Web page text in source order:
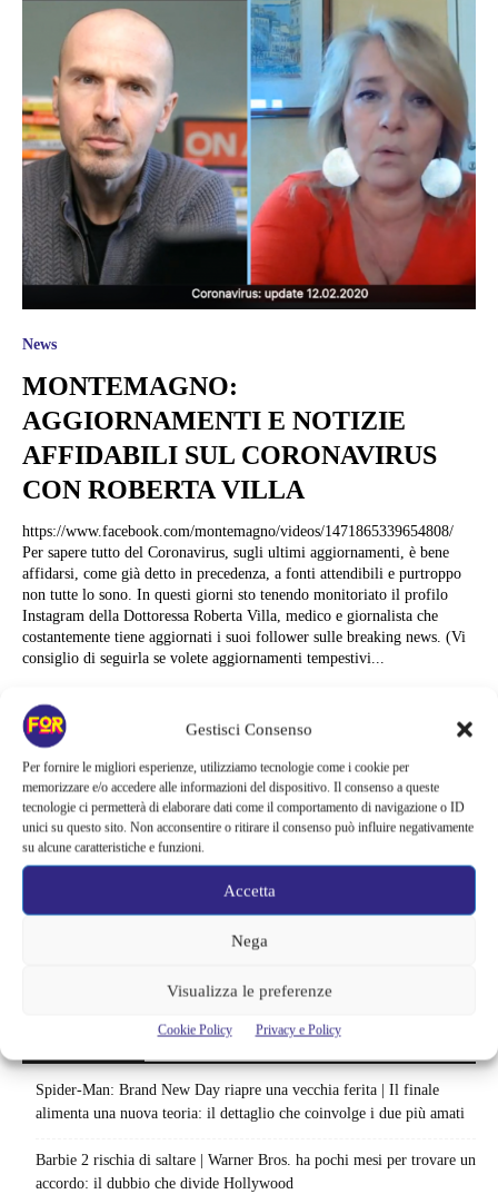
Gestisci Consenso
Per fornire le migliori esperienze, utilizziamo tecnologie come i cookie per
memorizzare e/o accedere alle informazioni del dispositivo. Il consenso a queste
tecnologie ci permetterà di elaborare dati come il comportamento di navigazione o ID
unici su questo sito. Non acconsentire o ritirare il consenso può influire negativamente
su alcune caratteristiche e funzioni.
Accetta
Nega
Visualizza le preferenze
Cookie Policy Privacy e Policy
News
MONTEMAGNO:
AGGIORNAMENTI E NOTIZIE
AFFIDABILI SUL CORONAVIRUS
CON ROBERTA VILLA
https://www.facebook.com/montemagno/videos/1471865339654808/
Per sapere tutto del Coronavirus, sugli ultimi aggiornamenti, è bene
affidarsi, come già detto in precedenza, a fonti attendibili e purtroppo
non tutte lo sono. In questi giorni sto tenendo monitoriato il profilo
Instagram della Dottoressa Roberta Villa, medico e giornalista che
costantemente tiene aggiornati i suoi follower sulle breaking news. (Vi
consiglio di seguirla se volete aggiornamenti tempestivi...
Alessandra Chiaradia
Spider-Man: Brand New Day riapre una vecchia ferita | Il finale
alimenta una nuova teoria: il dettaglio che coinvolge i due più amati
Barbie 2 rischia di saltare | Warner Bros. ha pochi mesi per trovare un
accordo: il dubbio che divide Hollywood